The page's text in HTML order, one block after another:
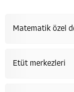
Matematik özel
Etüt merkezleri